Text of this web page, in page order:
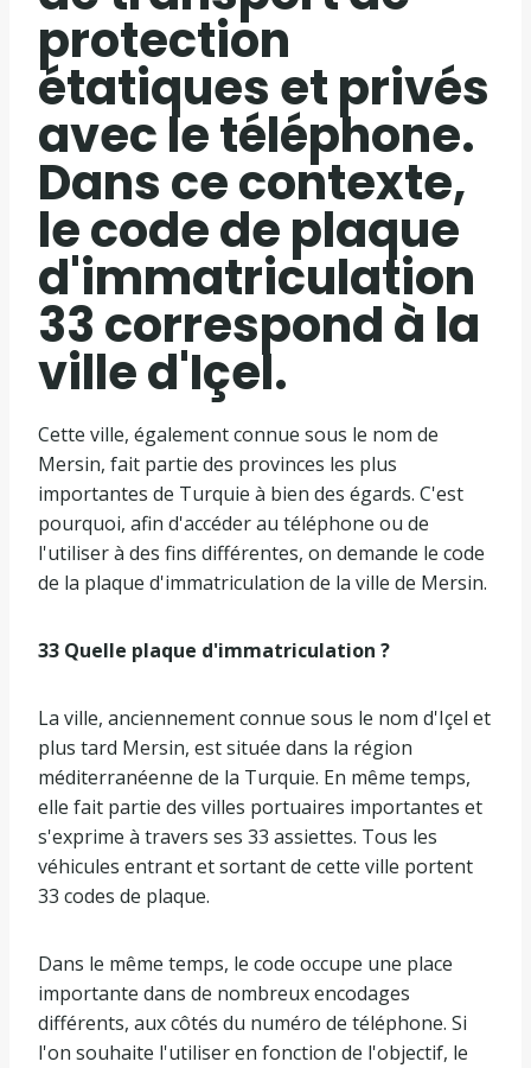
protection
étatiques et privés
avec le téléphone.
Dans ce contexte,
le code de plaque
d'immatriculation
33 correspond à la
ville d'Içel.
Cette ville, également connue sous le nom de
Mersin, fait partie des provinces les plus
importantes de Turquie à bien des égards. C'est
pourquoi, afin d'accéder au téléphone ou de
l'utiliser à des fins différentes, on demande le code
de la plaque d'immatriculation de la ville de Mersin.
33 Quelle plaque d'immatriculation ?
La ville, anciennement connue sous le nom d'Içel et
plus tard Mersin, est située dans la région
méditerranéenne de la Turquie. En même temps,
elle fait partie des villes portuaires importantes et
s'exprime à travers ses 33 assiettes. Tous les
véhicules entrant et sortant de cette ville portent
33 codes de plaque.
Dans le même temps, le code occupe une place
importante dans de nombreux encodages
différents, aux côtés du numéro de téléphone. Si
l'on souhaite l'utiliser en fonction de l'objectif, le